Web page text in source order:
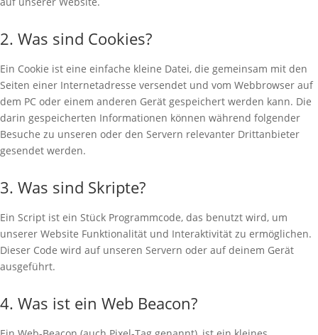
2. Was sind Cookies?
Ein Cookie ist eine einfache kleine Datei, die gemeinsam mit den
Seiten einer Internetadresse versendet und vom Webbrowser auf
dem PC oder einem anderen Gerät gespeichert werden kann. Die
darin gespeicherten Informationen können während folgender
Besuche zu unseren oder den Servern relevanter Drittanbieter
gesendet werden.
3. Was sind Skripte?
Ein Script ist ein Stück Programmcode, das benutzt wird, um
unserer Website Funktionalität und Interaktivität zu ermöglichen.
Dieser Code wird auf unseren Servern oder auf deinem Gerät
ausgeführt.
4. Was ist ein Web Beacon?